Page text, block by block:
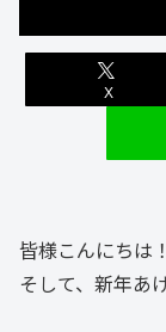
X
皆様こんにちは！
そして、新年あ